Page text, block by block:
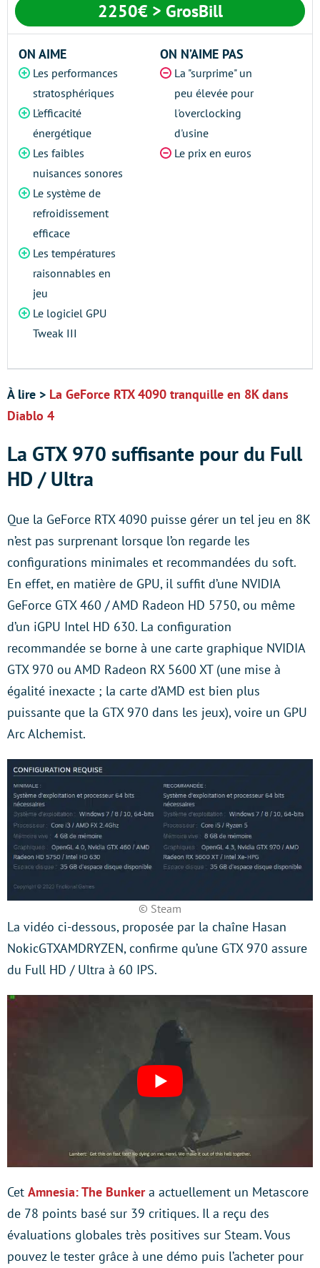
2250€ > GrosBill
ON AIME
Les performances
stratosphériques
L'efficacité
énergétique
Les faibles
nuisances sonores
Le système de
refroidissement
efficace
Les températures
raisonnables en
jeu
Le logiciel GPU
Tweak III
ON N’AIME PAS
La "surprime" un
peu élevée pour
l'overclocking
d'usine
Le prix en euros
À lire > La GeForce RTX 4090 tranquille en 8K dans
Diablo 4
La GTX 970 suffisante pour du Full
HD / Ultra
Que la GeForce RTX 4090 puisse gérer un tel jeu en 8K
n’est pas surprenant lorsque l’on regarde les
configurations minimales et recommandées du soft.
En effet, en matière de GPU, il suffit d’une NVIDIA
GeForce GTX 460 / AMD Radeon HD 5750, ou même
d’un iGPU Intel HD 630. La configuration
recommandée se borne à une carte graphique NVIDIA
GTX 970 ou AMD Radeon RX 5600 XT (une mise à
égalité inexacte ; la carte d’AMD est bien plus
puissante que la GTX 970 dans les jeux), voire un GPU
Arc Alchemist.
© Steam
La vidéo ci-dessous, proposée par la chaîne Hasan
NokicGTXAMDRYZEN, confirme qu’une GTX 970 assure
du Full HD / Ultra à 60 IPS.
Cet Amnesia: The Bunkera actuellement un Metascore
de 78 points basé sur 39 critiques. Il a reçu des
évaluations globales très positives sur Steam. Vous
pouvez le tester grâce à une démo puis l’acheter pour